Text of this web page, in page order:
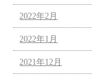
2022年2月
2022年1月
2021年12月